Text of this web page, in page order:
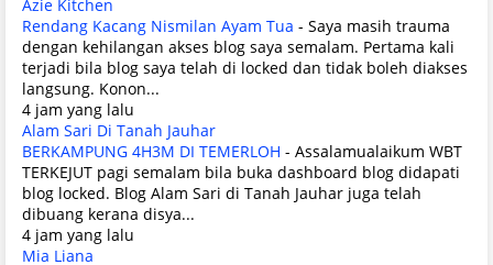
Azie Kitchen
Rendang Kacang Nismilan Ayam Tua - Saya masih trauma
dengan kehilangan akses blog saya semalam. Pertama kali
terjadi bila blog saya telah di locked dan tidak boleh diakses
langsung. Konon...
4 jam yang lalu
Alam Sari Di Tanah Jauhar
BERKAMPUNG 4H3M DI TEMERLOH - Assalamualaikum WBT
TERKEJUT pagi semalam bila buka dashboard blog didapati
blog locked. Blog Alam Sari di Tanah Jauhar juga telah
dibuang kerana disya...
4 jam yang lalu
Mia Liana